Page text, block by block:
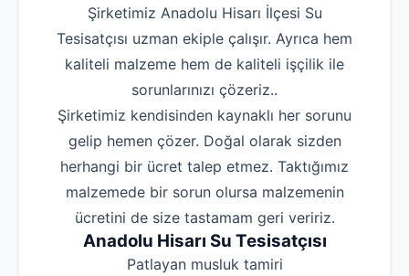
Şirketimiz Anadolu Hisarı İlçesi Su
Tesisatçısı uzman ekiple çalışır. Ayrıca hem
kaliteli malzeme hem de kaliteli işçilik ile
sorunlarınızı çözeriz..
Şirketimiz kendisinden kaynaklı her sorunu
gelip hemen çözer. Doğal olarak sizden
herhangi bir ücret talep etmez. Taktığımız
malzemede bir sorun olursa malzemenin
ücretini de size tastamam geri veririz.
Anadolu Hisarı Su Tesisatçısı
‌Patlayan musluk tamiri